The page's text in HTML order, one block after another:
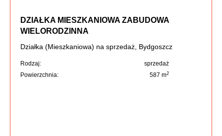
DZIAŁKA MIESZKANIOWA ZABUDOWA
WIELORODZINNA
Działka (Mieszkaniowa) na sprzedaż, Bydgoszcz
Rodzaj:
sprzedaż
Powierzchnia:
587 m2